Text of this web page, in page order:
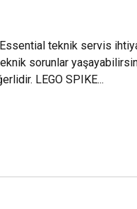
teknik servis
sorunlar
LEGO SPIKE...